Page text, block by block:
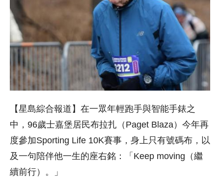
【星島綜合報道】在一眾年輕跑手與智能手錶之
中，96歲士嘉堡居民布拉扎（Paget Blaza）今年再
度參加Sporting Life 10K賽事，身上只有號碼布，以
及一句陪伴他一生的座右銘：「Keep moving（繼
續前行）。」